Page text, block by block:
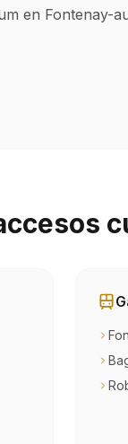
en Fontenay-